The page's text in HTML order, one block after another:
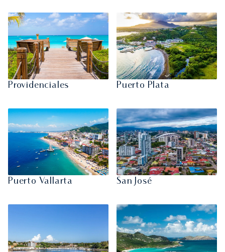
Providenciales Puerto Plata
Puerto Vallarta San José